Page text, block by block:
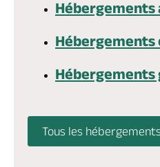
Hébergements
Hébergements
Hébergements
Tous les